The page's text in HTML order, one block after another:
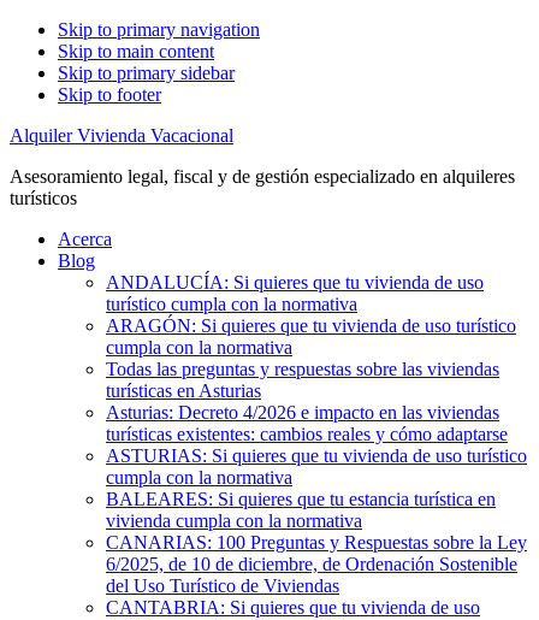
Skip to primary navigation
Skip to main content
Skip to primary sidebar
Skip to footer
Alquiler Vivienda Vacacional
Asesoramiento legal, fiscal y de gestión especializado en alquileres
turísticos
Acerca
Blog
ANDALUCÍA: Si quieres que tu vivienda de uso
turístico cumpla con la normativa
ARAGÓN: Si quieres que tu vivienda de uso turístico
cumpla con la normativa
Todas las preguntas y respuestas sobre las viviendas
turísticas en Asturias
Asturias: Decreto 4/2026 e impacto en las viviendas
turísticas existentes: cambios reales y cómo adaptarse
ASTURIAS: Si quieres que tu vivienda de uso turístico
cumpla con la normativa
BALEARES: Si quieres que tu estancia turística en
vivienda cumpla con la normativa
CANARIAS: 100 Preguntas y Respuestas sobre la Ley
6/2025, de 10 de diciembre, de Ordenación Sostenible
del Uso Turístico de Viviendas
CANTABRIA: Si quieres que tu vivienda de uso